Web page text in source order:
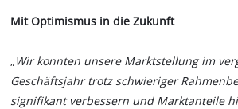
Mit Optimismus in die Zukunft
„Wir konnten unsere Marktstellung im
Geschäftsjahr trotz schwieriger
signifikant verbessern und Marktanteile